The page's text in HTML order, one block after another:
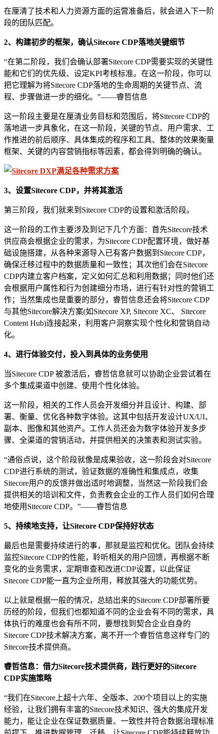
在厘清了技术和人力资源方面的运营准备后，就会进入下一阶
段的团队匹配。
2、构建初步的框架，确认Sitecore CDP落地关键细节
“在第二阶段，我们会确认部署Sitecore CDP需要实现的关键性
能和它们的优先级、设定KPI考核标准。在这一阶段，你可以
把它理解为将Sitecore CDP落地的生命周期的关键节点、流
程、步骤做进一步的细化。”——睿哲信息
这一阶段主要是在厘清业务目标和范围后，将Sitecore CDP的
落地进一步具象化，在这一阶段，关键的节点、用户需求、工
作推进的前后顺序、具体集成的程序和工具、整体的效果衡量
框架、关键的内容营销指标等因素，都会得到明确的确认。
3、设置Sitecore CDP，并将其激活
第三阶段，我们就来到Sitecore CDP的设置和激活阶段。
这一阶段的工作主要涉及到记下几个方面：首先Sitecore技术
供应商会根据企业的需求，为Sitecore CDP配置环境，做好基
础设施搭建，从各种来源导入已有客户数据到Sitecore CDP，
确保迁移过程中的数据质量和一致性；其次他们会在Sitecore
CDP内建立客户档案，定义如何汇总和利用数据；同时他们还
会根据用户属性和行为创建细分市场，进行有针对性的营销工
作；当然集成也是重要的部分，睿哲信息还会将Sitecore CDP
与其他Sitecore解决方案(如Sitecore XP, Sitecore XC、 Sitecore
Content Hub)连接起来，利用客户洞察实现个性化和营销自动
化。
4、进行体验交付，投入到具体的业务使用
当Sitecore CDP 被激活后，睿哲信息就可以协助企业尝试着在
多个集成渠道中创建、使用个性化体验。
这一阶段，相关的工作人员会开发细分并且设计、构建、部
署、衡量、优化各种数字体验。这其中包括开发设计UX/UI、
副本、图像和其他资产。工作人员还会为数字体验开发多步
骤、全渠道的营销活动，并提供相关的决策表和测试实验。
“通俗点说，这个阶段就像是成果验收，这一阶段会对Sitecore
CDP进行系统的测试，验证数据的准确性和集成点，收集
Sitecore用户的反馈并做出适时地调整，当然这一阶段我们会
提供相关的培训和文件，负责教会企业的工作人员们如何合理
地使用Sitecore CDP。”——睿哲信息
5、持续地支持，让Sitecore CDP保持好状态
最后也是需要持续进行的事，那就是监控和优化。团队会持续
监控Sitecore CDP的性能，聆听相关的用户回馈，再根据不断
变化的业务需求，定期审查和改进CDP设置，以此保证
Sitecore CDP能一直为企业所用，释放其强大的功能优势。
以上就是根据一般的情况，总结出来的Sitecore CDP部署所要
历经的阶段，但我们也都知道不同的企业会有不同的需求，具
体执行的难度也会有所不同，要想找到契合企业自身的
Sitecore CDP技术解决方案，离不开一个睿哲信息这样专门的
Sitecore技术提供商。
睿哲信息：借力Sitecore技术提供商，践行更好的Sitecore
CDP实施策略
“我们在Sitecore上超十六年、全版本、200个项目以上的实施
经验，让我们拥有丰富的Sitecore技术知识、强大的集成开发
能力，能让企业在保证数据质量、一致性并符合数据治理标准